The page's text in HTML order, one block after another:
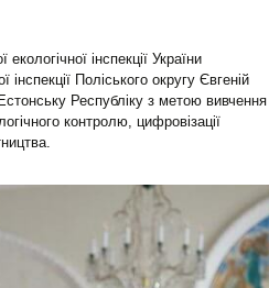
інспекції України
Поліського округу Євгеній
Республіку з метою вивчення
контролю, цифровізації